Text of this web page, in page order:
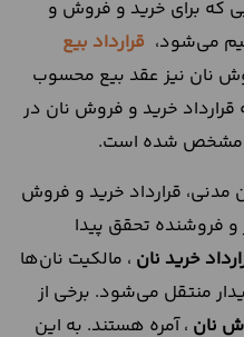
که برای خرید و فروش و
می‌شود، قرارداد بیع
نان نیز عقد بیع محسوب
خرید و فروش نان در
تعریف ماده 338 قانون مدنی، قرارداد خرید و فروش
و فروشنده تحقق پیدا
خرید نان ، مالکیت نان‌ها
منتقل می‌شود. برخی از
نان ، آمره هستند. به این